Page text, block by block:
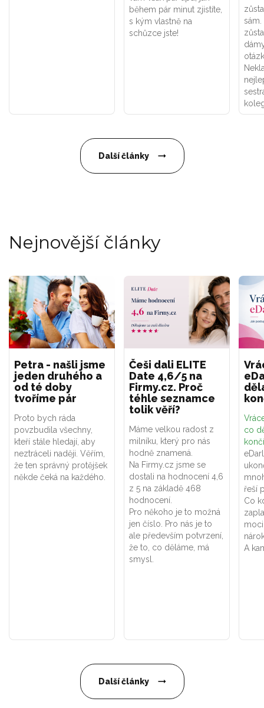
během pár minut zjistíte,
s kým vlastně na
schůzce jste!
sám.
Další články
Nejnovější články
Petra - našli jsme
jeden druhého a
od té doby
tvoříme pár
Proto bych ráda
povzbudila všechny,
kteří stále hledají, aby
neztráceli naději. Věřím,
že ten správný protějšek
někde čeká na každého.
Češi dali ELITE
Date 4,6/5 na
Firmy.cz. Proč
téhle seznamce
tolik věří?
Máme velkou radost z
milníku, který pro nás
hodně znamená.
Na Firmy.cz jsme se
dostali na hodnocení 4,6
z 5 na základě 468
hodnocení.
Pro někoho je to možná
jen číslo. Pro nás je to
ale především potvrzení,
že to, co děláme, má
smysl.
co
řeší
Co
A
Další články